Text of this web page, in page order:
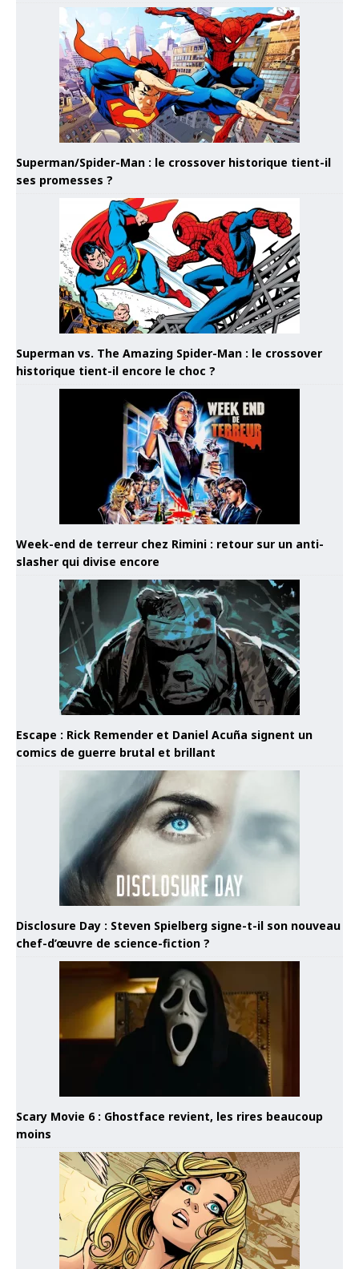
Superman/Spider-Man : le crossover historique tient-il
ses promesses ?
Superman vs. The Amazing Spider-Man : le crossover
historique tient-il encore le choc ?
Week-end de terreur chez Rimini : retour sur un anti-
slasher qui divise encore
Escape : Rick Remender et Daniel Acuña signent un
comics de guerre brutal et brillant
Disclosure Day : Steven Spielberg signe-t-il son nouveau
chef-d’œuvre de science-fiction ?
Scary Movie 6 : Ghostface revient, les rires beaucoup
moins